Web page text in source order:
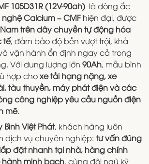
105D31R (12V-90ah) là dòng ắc
Calcium – CMF hiện đại, được
trên dây chuyền tự động hóa
tế, đảm bảo độ bền vượt trội, khả
vận hành ổn định ngay cả trong
Với dung lượng lớn 90Ah, mẫu bình
hợp choxe tải hạng nặng, xe
tàu thuyền, máy phát điện và các
công nghiệp yêu cầu nguồn điện
mẽ.
Việt Phát, khách hàng luôn
dịch vụ chuyên nghiệp: tư vấn đúng
đặt nhanh tại nhà, hàng chính
hành minh bạch, cùng đội ngũ kỹ